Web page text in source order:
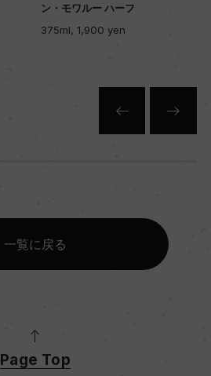
ン・モワルー ハーフ
375ml, 1,900 yen
一覧に戻る
Page Top